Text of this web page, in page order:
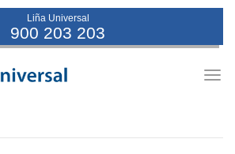
Liña Universal
900 203 203